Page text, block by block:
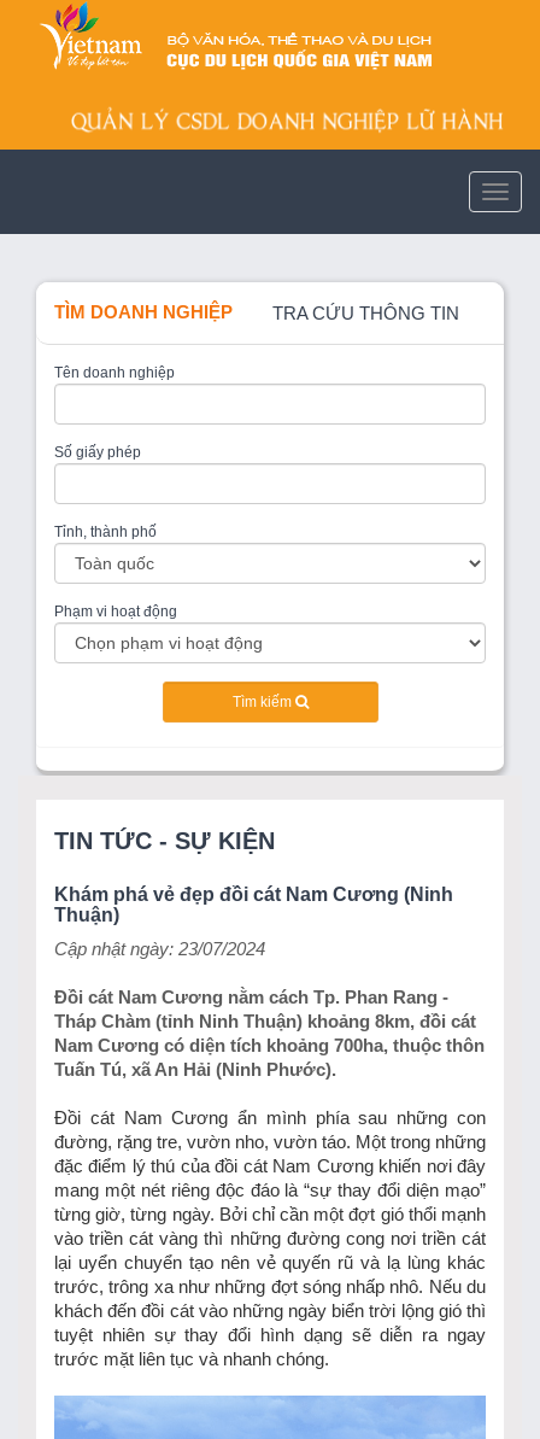
TÌM DOANH NGHIỆP TRA CỨU THÔNG TIN
Tên doanh nghiệp
Số giấy phép
Tỉnh, thành phố
Phạm vi hoạt động
Tìm kiếm
TIN TỨC - SỰ KIỆN
Khám phá vẻ đẹp đồi cát Nam Cương (Ninh
Thuận)
Cập nhật ngày: 23/07/2024
Đồi cát Nam Cương nằm cách Tp. Phan Rang -
Tháp Chàm (tỉnh Ninh Thuận) khoảng 8km, đồi cát
Nam Cương có diện tích khoảng 700ha, thuộc thôn
Tuấn Tú, xã An Hải (Ninh Phước).
Đồi cát Nam Cương ẩn mình phía sau những con
đường, rặng tre, vườn nho, vườn táo. Một trong những
đặc điểm lý thú của đồi cát Nam Cương khiến nơi đây
mang một nét riêng độc đáo là “sự thay đổi diện mạo”
từng giờ, từng ngày. Bởi chỉ cần một đợt gió thổi mạnh
vào triền cát vàng thì những đường cong nơi triền cát
lại uyển chuyển tạo nên vẻ quyến rũ và lạ lùng khác
trước, trông xa như những đợt sóng nhấp nhô. Nếu du
khách đến đồi cát vào những ngày biển trời lộng gió thì
tuyệt nhiên sự thay đổi hình dạng sẽ diễn ra ngay
trước mặt liên tục và nhanh chóng.